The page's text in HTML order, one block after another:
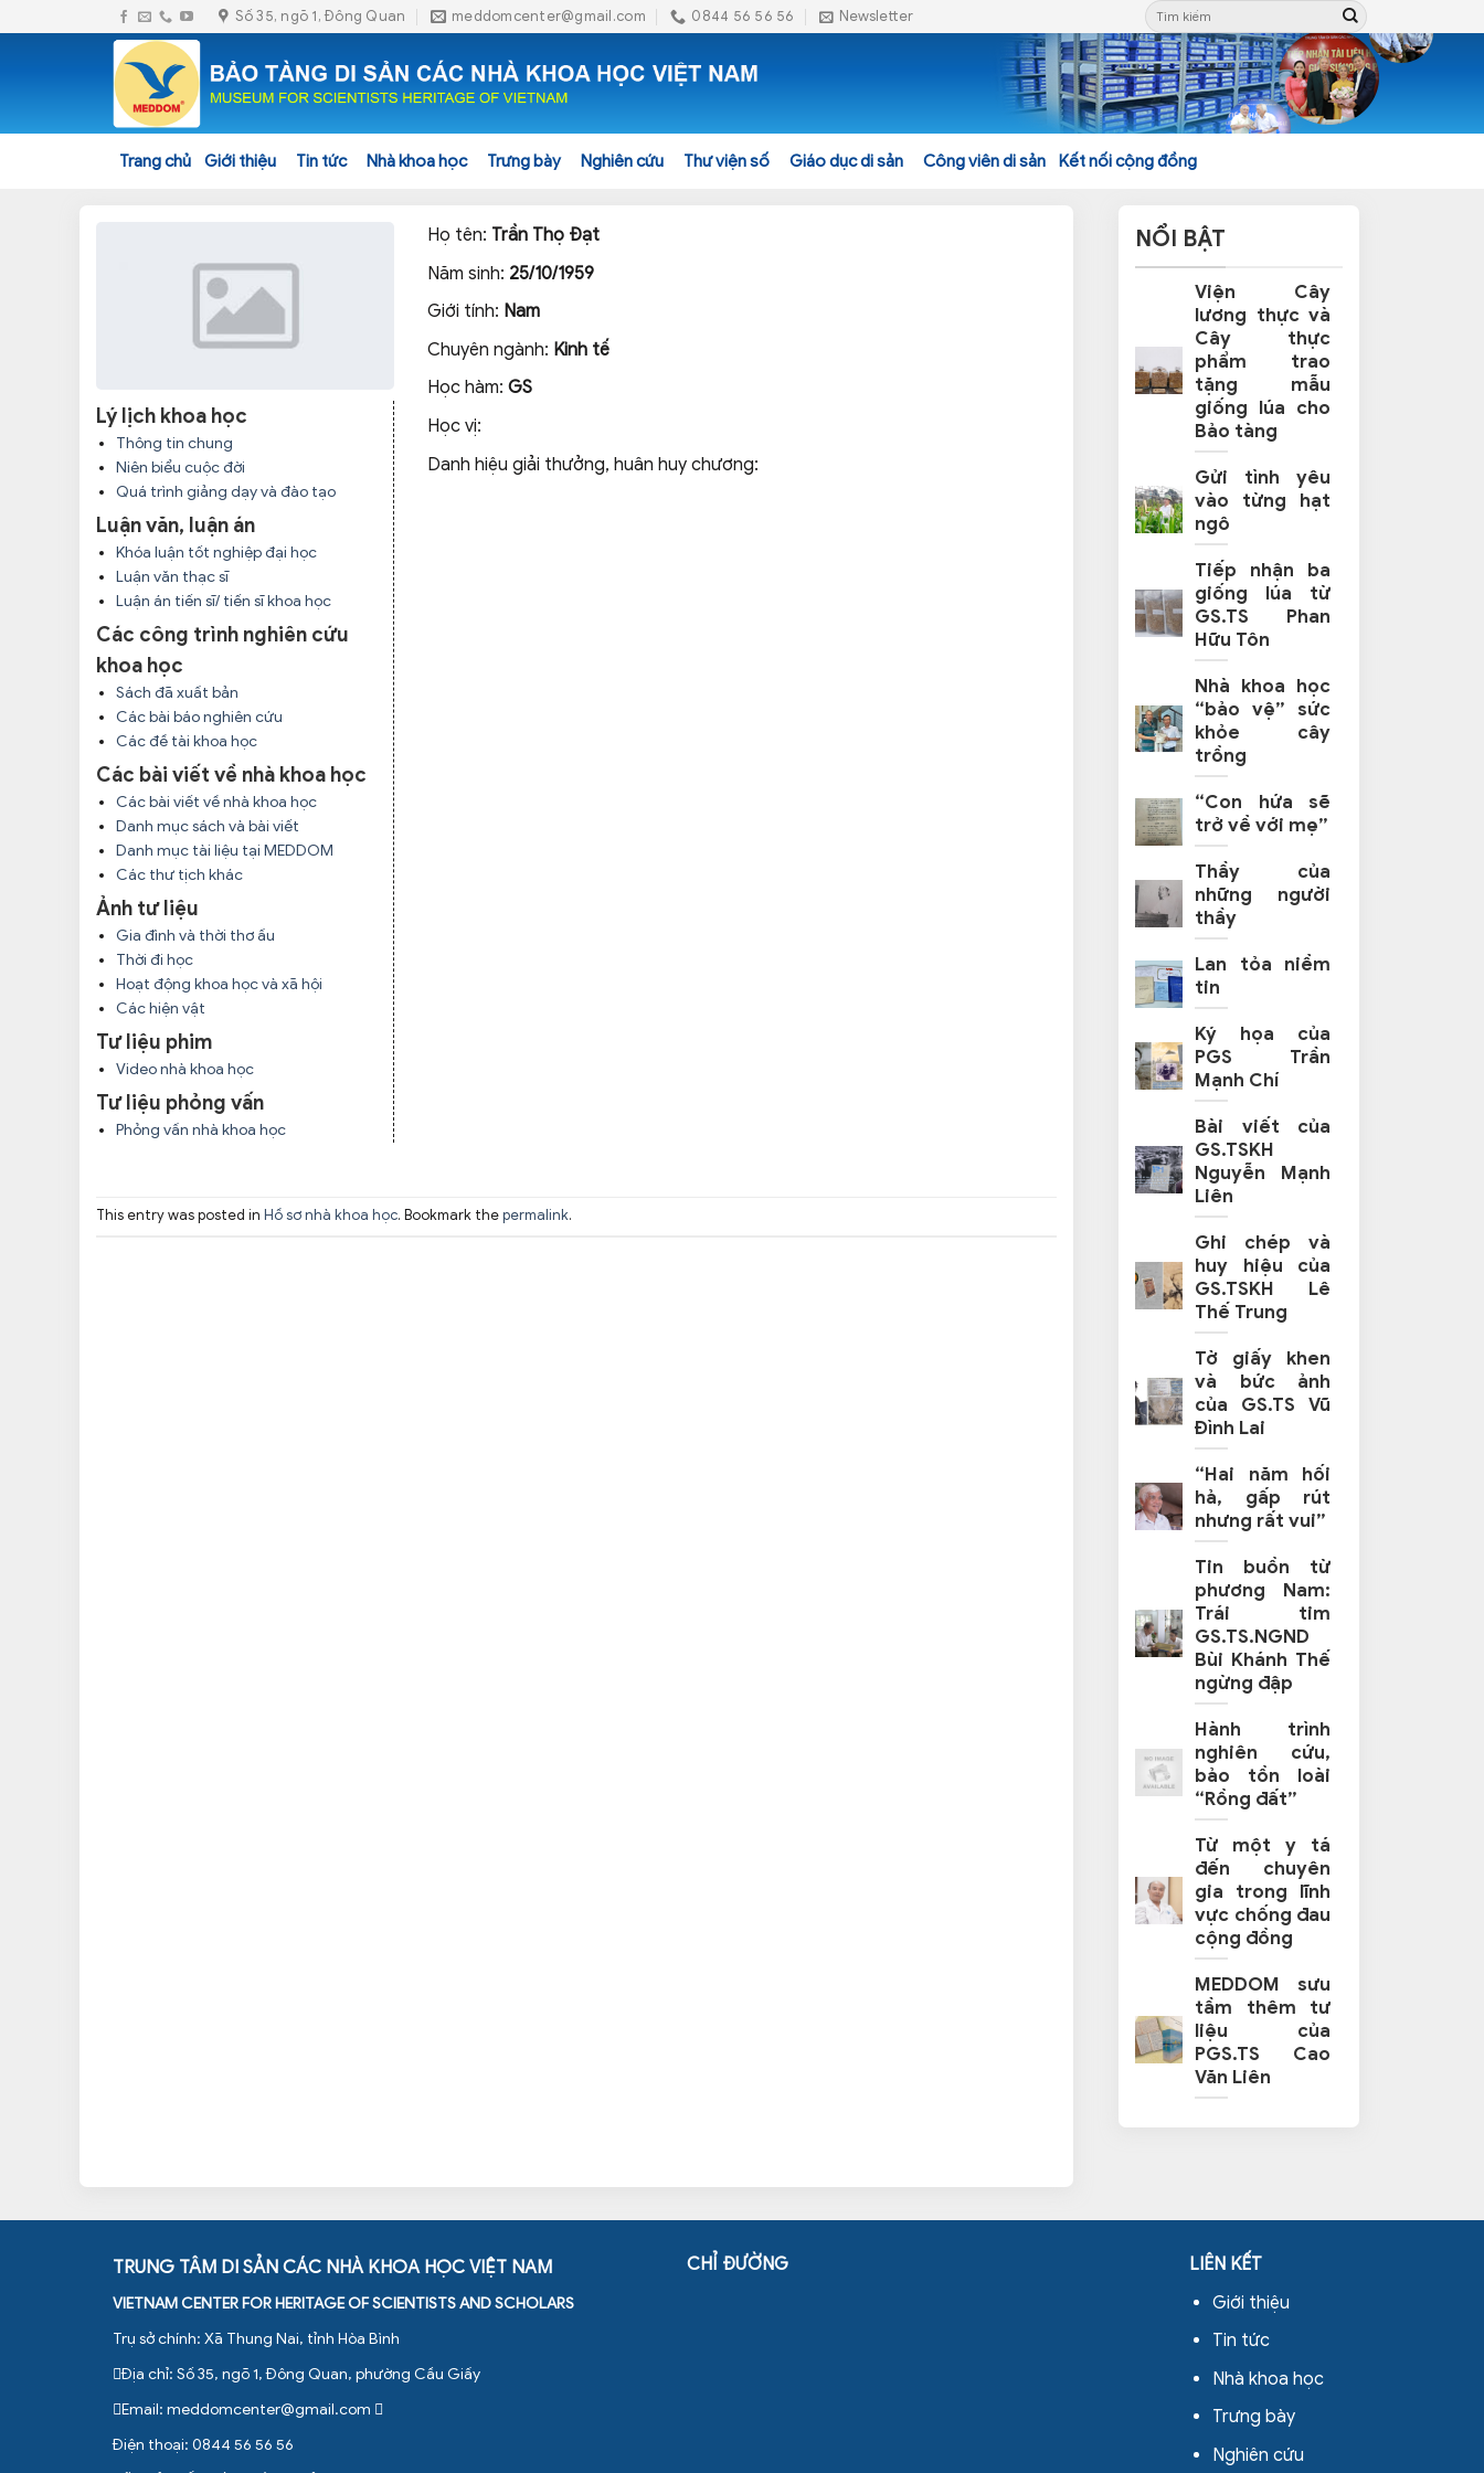
to
Số 35, ngõ 1, Đông Quan meddomcenter@gmail.com 0844 56 56 56 Newsletter
Trang chủ Giới thiệu Tin tức Nhà khoa học Trưng bày Nghiên cứu Thư viện số Giáo dục di sản Công viên di sản Kết nối cộng đồng
Lý lịch khoa học
Thông tin chung
Niên biểu cuộc đời
Quá trình giảng dạy và đào tạo
Luận văn, luận án
Khóa luận tốt nghiệp đại học
Luận văn thạc sĩ
Luận án tiến sĩ/ tiến sĩ khoa học
Các công trình nghiên cứu
khoa học
Sách đã xuất bản
Các bài báo nghiên cứu
Các đề tài khoa học
Các bài viết về nhà khoa học
Các bài viết về nhà khoa học
Danh mục sách và bài viết
Danh mục tài liệu tại MEDDOM
Các thư tịch khác
Ảnh tư liệu
Gia đình và thời thơ ấu
Thời đi học
Hoạt động khoa học và xã hội
Các hiện vật
Tư liệu phim
Video nhà khoa học
Tư liệu phỏng vấn
Phỏng vấn nhà khoa học
Họ tên: Trần Thọ Đạt
Năm sinh: 25/10/1959
Giới tính: Nam
Chuyên ngành: Kinh tế
Học hàm: GS
Học vị:
Danh hiệu giải thưởng, huân huy chương:
This entry was posted in Hồ sơ nhà khoa học. Bookmark thepermalink.
NỔI BẬT
Viện Cây
lương thực và
Cây thực
phẩm trao
tặng mẫu
giống lúa cho
Bảo tàng
Gửi tình yêu
vào từng hạt
ngô
Tiếp nhận ba
giống lúa từ
GS.TS Phan
Hữu Tôn
Nhà khoa học
“bảo vệ” sức
khỏe cây
trồng
“Con hứa sẽ
trở về với mẹ”
Thầy của
những người
thầy
Lan tỏa niềm
tin
Ký họa của
PGS Trần
Mạnh Chí
Bài viết của
GS.TSKH
Nguyễn Mạnh
Liên
Ghi chép và
huy hiệu của
GS.TSKH Lê
Thế Trung
Tờ giấy khen
và bức ảnh
của GS.TS Vũ
Đình Lai
“Hai năm hối
hả, gấp rút
nhưng rất vui”
Tin buồn từ
phương Nam:
Trái tim
GS.TS.NGND
Bùi Khánh Thế
ngừng đập
Hành trình
nghiên cứu,
bảo tồn loài
“Rồng đất”
Từ một y tá
đến chuyên
gia trong lĩnh
vực chống đau
cộng đồng
MEDDOM sưu
tầm thêm tư
liệu của
PGS.TS Cao
Văn Liên
TRUNG TÂM DI SẢN CÁC NHÀ KHOA HỌC VIỆT NAM
VIETNAM CENTER FOR HERITAGE OF SCIENTISTS AND SCHOLARS
Trụ sở chính: Xã Thung Nai, tỉnh Hòa Bình
Địa chỉ: Số 35, ngõ 1, Đông Quan, phường Cầu Giấy
Email: meddomcenter@gmail.com
Điện thoại: 0844 56 56 56
CHỈ ĐƯỜNG
LIÊN KẾT
Giới thiệu
Tin tức
Nhà khoa học
Trưng bày
Nghiên cứu